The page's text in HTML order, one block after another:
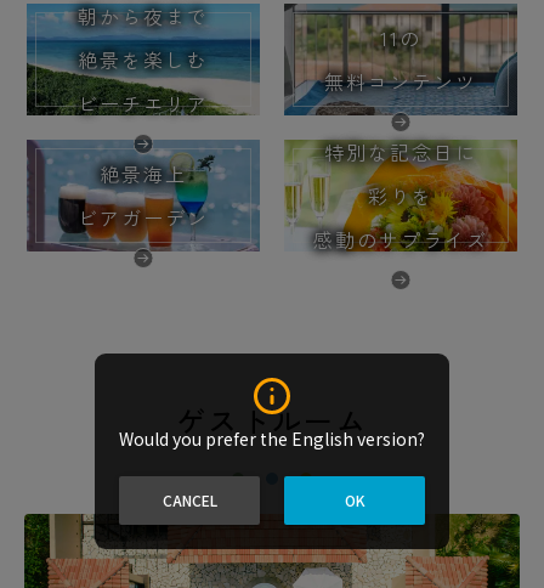
Would you prefer the English version?
CANCEL OK
朝から夜まで
絶景を楽しむ
ビーチエリア
11の
無料コンテンツ
絶景海上
ビアガーデン
特別な記念日に
彩りを
感動のサプライズ
ゲストルーム